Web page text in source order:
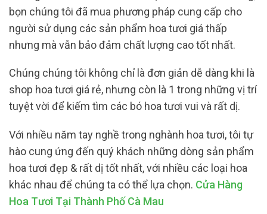
bọn chúng tôi đã mua phương pháp cung cấp cho
người sử dụng các sản phẩm hoa tươi giá thấp
nhưng mà vẫn bảo đảm chất lượng cao tốt nhất.
Chúng chúng tôi không chỉ là đơn giản dễ dàng khi là
shop hoa tươi giá rẻ, nhưng còn là 1 trong những vị trí
tuyệt vời để kiếm tìm các bó hoa tươi vui và rất dị.
Với nhiều năm tay nghề trong nghành hoa tươi, tôi tự
hào cung ứng đến quý khách những dòng sản phẩm
hoa tươi đẹp & rất dị tốt nhất, với nhiều các loại hoa
khác nhau để chúng ta có thể lựa chọn. Cửa Hàng
Hoa Tươi Tại Thành Phố Cà Mau